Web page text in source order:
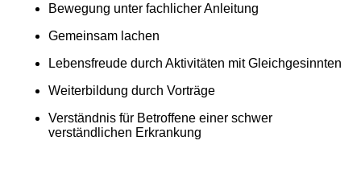
Bewegung unter fachlicher Anleitung
Gemeinsam lachen
Lebensfreude durch Aktivitäten mit Gleichgesinnten
Weiterbildung durch Vorträge
Verständnis für Betroffene einer schwer
verständlichen Erkrankung